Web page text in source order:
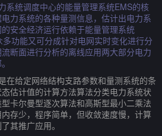
系统调度中心的能量管理系统EMS的核
力系统的各种量测信息，估计出电力系
安全经济运行依赖于能量管理系统
功能又可分成针对电网实时变化进行分
断面进行分析的离线应用两大部分电力
在给定网络结构支路参数和量测系统的条
估计值的计算方法算法分类电力系统状
卡尔曼型逐次算法和高斯型最小二乘法
存少，程序简单，但收敛速度慢，计算
其推广应用。